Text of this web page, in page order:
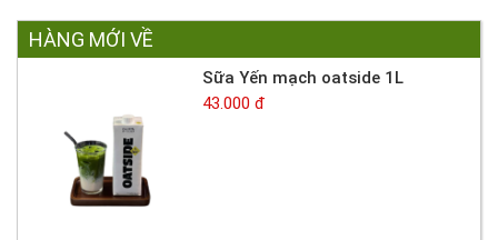
HÀNG MỚI VỀ
Sữa Yến mạch oatside 1L
43.000 đ